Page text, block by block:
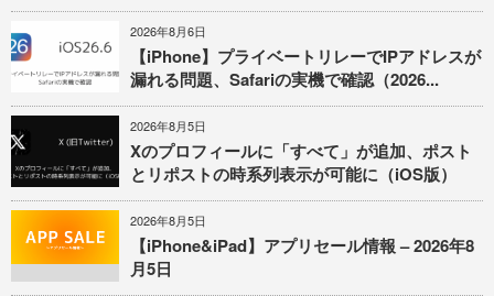
2026年8月6日
【iPhone】プライベートリレーでIPアドレスが
漏れる問題、Safariの実機で確認（2026...
2026年8月5日
Xのプロフィールに「すべて」が追加、ポスト
とリポストの時系列表示が可能に（iOS版）
2026年8月5日
【iPhone&iPad】アプリセール情報 – 2026年8
月5日